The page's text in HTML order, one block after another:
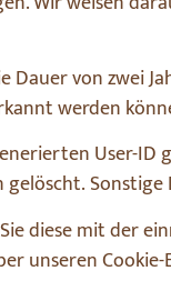
von zwei
werden
User-
diese mit der
unseren